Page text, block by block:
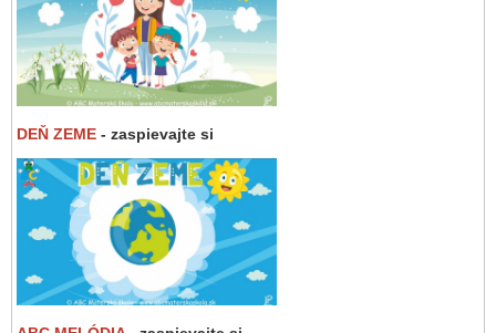
DEŇ ZEME - zaspievajte si